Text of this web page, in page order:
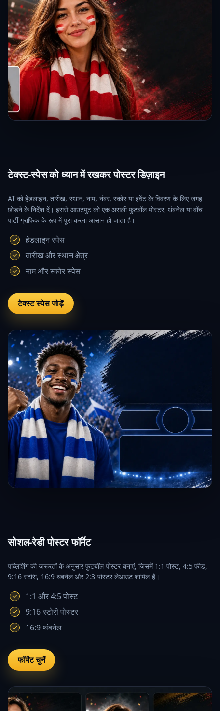
टेक्स्ट-स्पेस को ध्यान में रखकर पोस्टर डिज़ाइन
AI को हेडलाइन, तारीख, स्थान, नाम, नंबर, स्कोर या इवेंट के विवरण के लिए जगह
छोड़ने के निर्देश दें। इससे आउटपुट को एक असली फुटबॉल पोस्टर, थंबनेल या वॉच
पार्टी ग्राफिक के रूप में पूरा करना आसान हो जाता है।
हेडलाइन स्पेस
तारीख और स्थान क्षेत्र
नाम और स्कोर स्पेस
टेक्स्ट स्पेस जोड़ें
सोशल-रेडी पोस्टर फॉर्मेट
पब्लिशिंग की जरूरतों के अनुसार फुटबॉल पोस्टर बनाएं, जिसमें 1:1 पोस्ट, 4:5 फीड,
9:16 स्टोरी, 16:9 थंबनेल और 2:3 पोस्टर लेआउट शामिल हैं।
1:1 और 4:5 पोस्ट
9:16 स्टोरी पोस्टर
16:9 थंबनेल
फॉर्मेट चुनें